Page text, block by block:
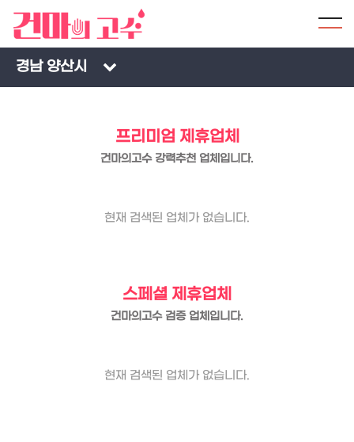
경남 양산시
프리미엄 제휴업체
건마의고수 강력추천 업체입니다.
현재 검색된 업체가 없습니다.
스페셜 제휴업체
건마의고수 검증 업체입니다.
현재 검색된 업체가 없습니다.